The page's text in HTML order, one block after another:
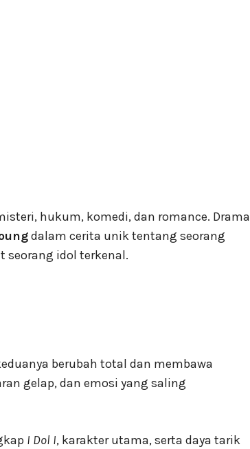
hukum, komedi, dan romance. Drama
dalam cerita unik tentang seorang
seorang idol terkenal.
berubah total dan membawa
gelap, dan emosi yang saling
I Dol I, karakter utama, serta daya tarik